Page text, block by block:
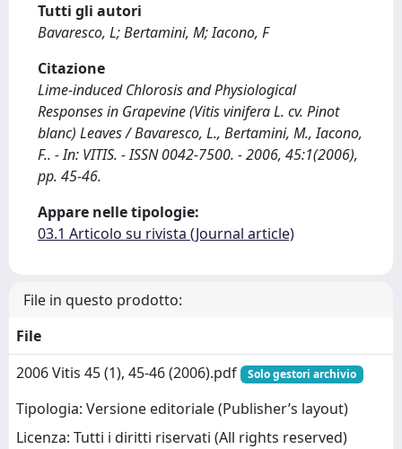
Tutti gli autori
Bavaresco, L; Bertamini, M; Iacono, F
Citazione
Lime-induced Chlorosis and Physiological
Responses in Grapevine (Vitis vinifera L. cv. Pinot
blanc) Leaves / Bavaresco, L., Bertamini, M., Iacono,
F.. - In: VITIS. - ISSN 0042-7500. - 2006, 45:1(2006),
pp. 45-46.
Appare nelle tipologie:
03.1 Articolo su rivista (Journal article)
File in questo prodotto:
File
2006 Vitis 45 (1), 45-46 (2006).pdf
Solo gestori archivio
Tipologia: Versione editoriale (Publisher’s layout)
Licenza: Tutti i diritti riservati (All rights reserved)